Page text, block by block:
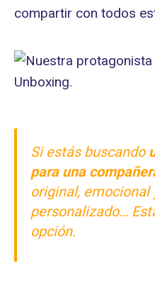
compartir con todos
Si estás buscando
para una
original,
personalizado…
opción.